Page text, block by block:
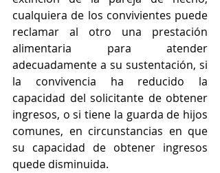
cualquiera de los convivientes puede
reclamar al otro una prestación
alimentaria para atender
adecuadamente a su sustentación, si
la convivencia ha reducido la
capacidad del solicitante de obtener
ingresos, o si tiene la guarda de hijos
comunes, en circunstancias en que
su capacidad de obtener ingresos
quede disminuida.